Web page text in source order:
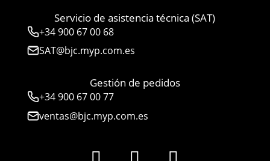
Servicio de asistencia técnica (SAT)
+34900 67 00 68
SAT@bjc.myp.com.es
Gestión de pedidos
+34 900 67 00 77
ventas@bjc.myp.com.es